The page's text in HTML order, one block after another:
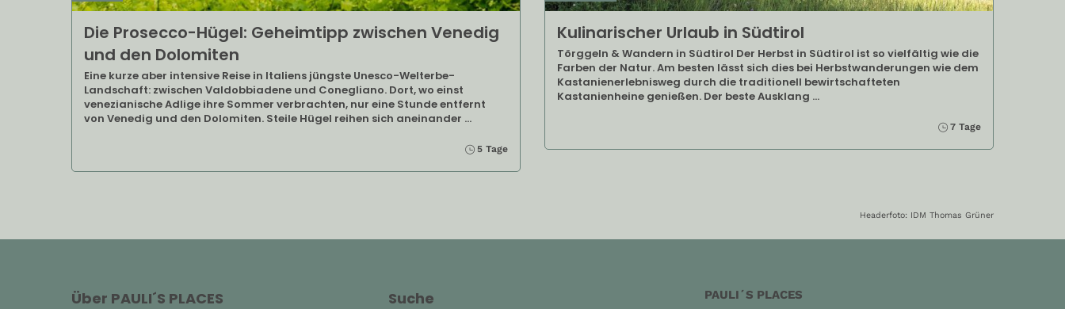
Die Prosecco-Hügel: Geheimtipp zwischen Venedig
und den Dolomiten
Eine kurze aber intensive Reise in Italiens jüngste Unesco-Welterbe-
Landschaft: zwischen Valdobbiadene und Conegliano. Dort, wo einst
venezianische Adlige ihre Sommer verbrachten, nur eine Stunde entfernt
von Venedig und den Dolomiten. Steile Hügel reihen sich aneinander …
5 Tage
Kulinarischer Urlaub in Südtirol
Törggeln & Wandern in Südtirol Der Herbst in Südtirol ist so vielfältig wie die
Farben der Natur. Am besten lässt sich dies bei Herbstwanderungen wie dem
Kastanienerlebnisweg durch die traditionell bewirtschafteten
Kastanienheine genießen. Der beste Ausklang …
7 Tage
Headerfoto: IDM Thomas Grüner
Über PAULI´S PLACES Suche
PAULI´S PLACES